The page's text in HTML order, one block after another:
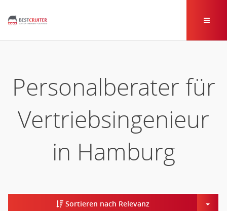
Personalberater für
Vertriebsingenieur
in Hamburg
Sortieren nach Relevanz